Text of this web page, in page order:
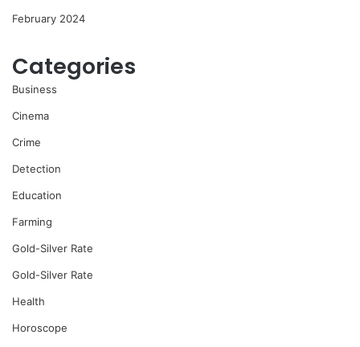
February 2024
Categories
Business
Cinema
Crime
Detection
Education
Farming
Gold-Silver Rate
Gold-Silver Rate
Health
Horoscope